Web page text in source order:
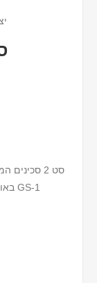
סט
GS-1 באורך 11 ס"מ מבית גלובל יפן (GLOBAL)